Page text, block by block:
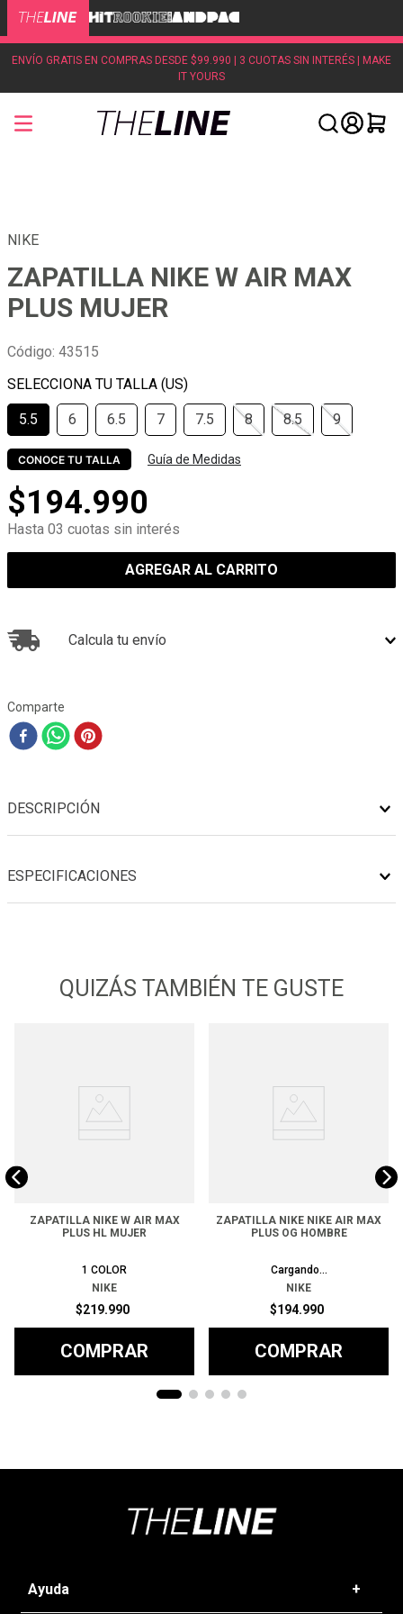
ENVÍO GRATIS EN COMPRAS DESDE $99.990 | 3 CUOTAS SIN INTERÉS | MAKE
IT YOURS
NIKE
ZAPATILLA NIKE W AIR MAX
PLUS MUJER
Código: 43515
5.5 6 6.5 7 7.5 8 8.5 9
CONOCE TU TALLA Guía de Medidas
$194.990
Hasta 03 cuotas sin interés
AGREGAR AL CARRITO
Calcula tu envío
Comparte
DESCRIPCIÓN
ESPECIFICACIONES
QUIZÁS TAMBIÉN TE GUSTE
ZAPATILLA NIKE W AIR MAX
PLUS HL MUJER
1 COLOR
NIKE
$219.990
COMPRAR
ZAPATILLA NIKE NIKE AIR MAX
PLUS OG HOMBRE
1 COLOR
NIKE
$194.990
COMPRAR
Ayuda +